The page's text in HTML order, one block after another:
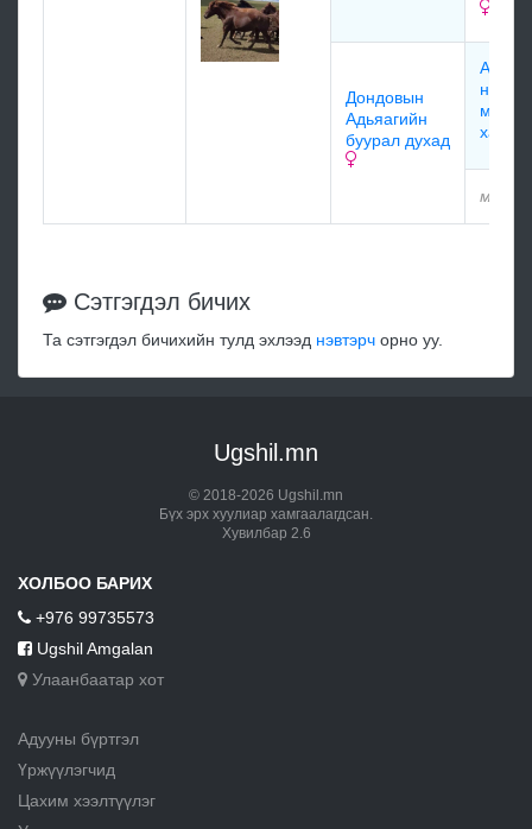
Дондовын
Адьяагийн
буурал духад
Адуу
Сэтгэгдэл бичих
Та сэтгэгдэл бичихийн тулд эхлээд нэвтэрч орно уу.
Ugshil.mn
© 2018-2026 Ugshil.mn
Бүх эрх хуулиар хамгаалагдсан.
Хувилбар 2.6
ХОЛБОО БАРИХ
+976 99735573
Ugshil Amgalan
Улаанбаатар хот
Адууны бүртгэл
Үржүүлэгчид
Цахим хээлтүүлэг